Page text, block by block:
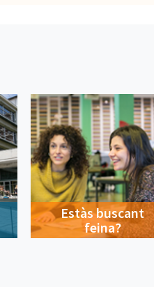
Estàs buscant
feina?